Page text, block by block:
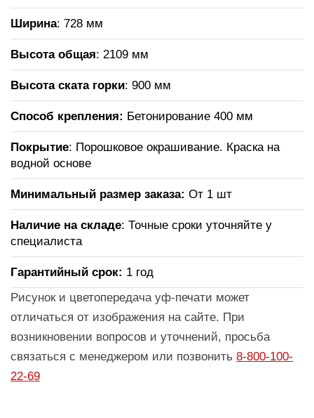
Ширина: 728 мм
Высота общая: 2109 мм
Высота ската горки: 900 мм
Способ крепления: Бетонирование 400 мм
Покрытие: Порошковое окрашивание. Краска на
водной основе
Минимальный размер заказа: От 1 шт
Наличие на складе: Точные сроки уточняйте у
специалиста
Гарантийный срок: 1 год
Рисунок и цветопередача уф-печати может
отличаться от изображения на сайте. При
возникновении вопросов и уточнений, просьба
связаться с менеджером или позвонить 8-800-100-
22-69